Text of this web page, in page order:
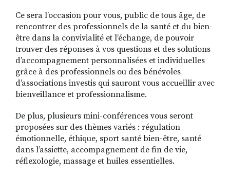
Ce sera l’occasion pour vous, public de tous âge, de
rencontrer des professionnels de la santé et du bien-
être dans la convivialité et l’échange, de pouvoir
trouver des réponses à vos questions et des solutions
d’accompagnement personnalisées et individuelles
grâce à des professionnels ou des bénévoles
d’associations investis qui sauront vous accueillir avec
bienveillance et professionnalisme.
De plus, plusieurs mini-conférences vous seront
proposées sur des thèmes variés : régulation
émotionnelle, éthique, sport santé bien-être, santé
dans l’assiette, accompagnement de fin de vie,
réflexologie, massage et huiles essentielles.